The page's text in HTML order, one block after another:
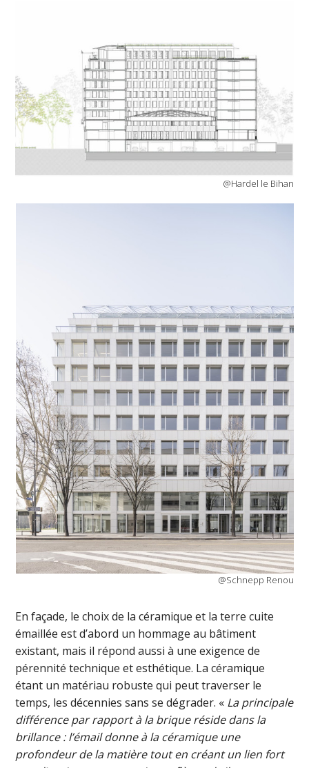
@Hardel le Bihan
@Schnepp Renou
En façade, le choix de la céramique et la terre cuite
émaillée est d’abord un hommage au bâtiment
existant, mais il répond aussi à une exigence de
pérennité technique et esthétique. La céramique
étant un matériau robuste qui peut traverser le
temps, les décennies sans se dégrader. « La principale
différence par rapport à la brique réside dans la
brillance : l’émail donne à la céramique une
profondeur de la matière tout en créant un lien fort